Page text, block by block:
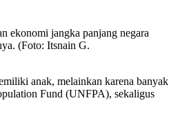
ekonomi jangka panjang negara
(Foto: Itsnain G.
anak, melainkan karena banyak
Fund (UNFPA), sekaligus